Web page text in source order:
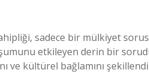
sadece bir mülkiyet
etkileyen derin bir
ve kültürel bağlamını